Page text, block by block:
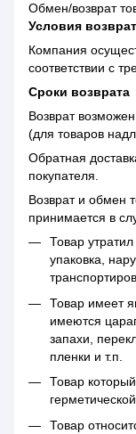
Обмен/возврат
Условия
Компания
соответствии с
Сроки возврата
Возврат
(для товаров
Обратная
покупателя.
Возврат и обмен
принимается в
Товар
упаковка,
Товар имеет
имеются
запахи,
пленки и т.п.
Товар
Товар